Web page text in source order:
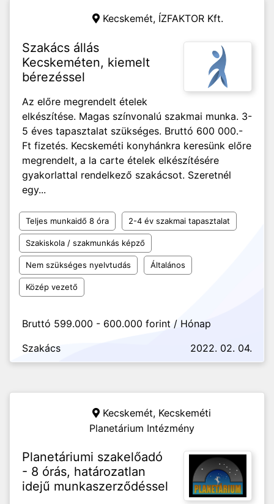
Kecskemét, ÍZFAKTOR Kft.
Szakács állás
Kecskeméten, kiemelt
bérezéssel
Az előre megrendelt ételek
elkészítése. Magas színvonalú szakmai munka. 3-
5 éves tapasztalat szükséges. Bruttó 600 000.-
Ft fizetés. Kecskeméti konyhánkra keresünk előre
megrendelt, a la carte ételek elkészítésére
gyakorlattal rendelkező szakácsot. Szeretnél
egy...
Teljes munkaidő 8 óra 2-4 év szakmai tapasztalat
Szakiskola / szakmunkás képző
Nem szükséges nyelvtudás Általános
Közép vezető
Bruttó 599.000 - 600.000 forint / Hónap
Szakács
2022. 02. 04.
Kecskemét, Kecskeméti
Planetárium Intézmény
Planetáriumi szakelőadó
- 8 órás, határozatlan
idejű munkaszerződéssel